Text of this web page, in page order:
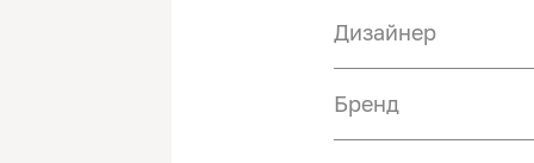
Дизайнер
Бренд